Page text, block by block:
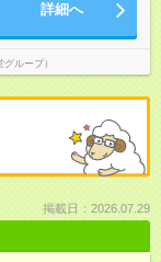
詳細へ
ループ）
掲載日：2026.07.29